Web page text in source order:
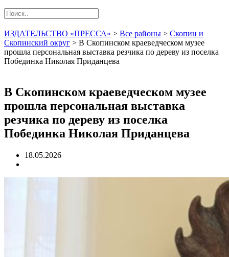
ИЗДАТЕЛЬСТВО «ПРЕССА» > Все районы > Скопин и
Скопинский округ > В Скопинском краеведческом музее
прошла персональная выставка резчика по дереву из поселка
Побединка Николая Приданцева
В Скопинском краеведческом музее
прошла персональная выставка
резчика по дереву из поселка
Побединка Николая Приданцева
18.05.2026